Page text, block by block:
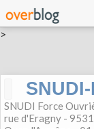
>
SNUDI Force
rue d'Eragny -